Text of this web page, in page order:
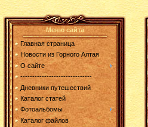
Меню сайта
Главная страница
Новости из Горного Алтая
О сайте
------------------------------
Дневники путешествий
Каталог статей
Фотоальбомы
Каталог файлов